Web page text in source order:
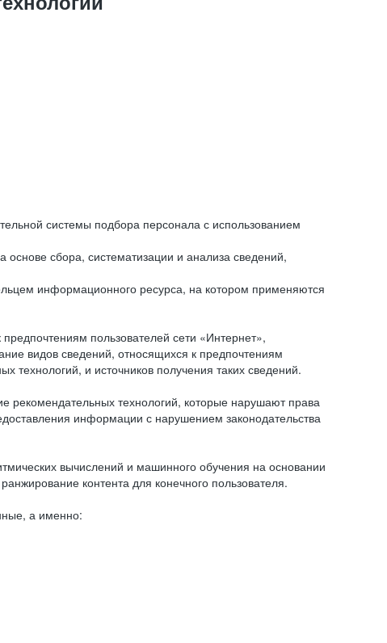
системы подбора персонала с использованием
сбора, систематизации и анализа сведений,
информационного ресурса, на котором применяются
пользователей сети «Интернет»,
видов сведений, относящихся к предпочтениям
и источников получения таких сведений.
рекомендательных технологий, которые нарушают права
информации с нарушением законодательства
вычислений и машинного обучения на основании
контента для конечного пользователя.
а именно: